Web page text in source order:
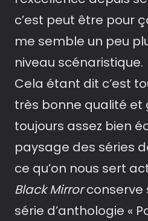
c’est peut être pour
me semble un peu
niveau scénaristique.
Cela étant dit c’est
très bonne qualité
toujours assez bien
paysage des séries
ce qu’on nous sert
Black Mirrorconserve
série d’anthologie «